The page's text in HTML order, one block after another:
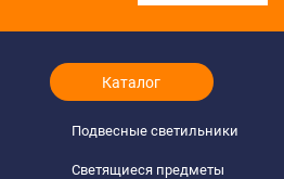
Каталог
Подвесные светильники
Светящиеся предметы